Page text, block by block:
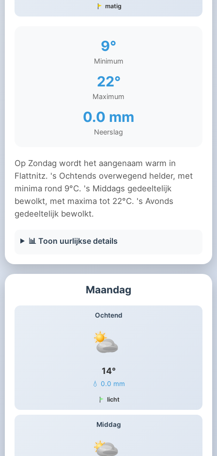
matig
9°
Minimum
22°
Maximum
0.0 mm
Neerslag
Op Zondag wordt het aangenaam warm in
Flattnitz. 's Ochtends overwegend helder, met
minima rond 9°C. 's Middags gedeeltelijk
bewolkt, met maxima tot 22°C. 's Avonds
gedeeltelijk bewolkt.
📊 Toon uurlijkse details
Maandag
Ochtend
14°
💧 0.0 mm
licht
Middag